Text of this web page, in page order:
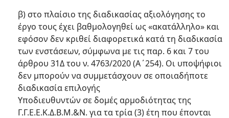
β) στο πλαίσιο της διαδικασίας αξιολόγησης το
έργο τους έχει βαθμολογηθεί ως «ακατάλληλο» και
εφόσον δεν κριθεί διαφορετικά κατά τη διαδικασία
των ενστάσεων, σύμφωνα με τις παρ. 6 και 7 του
άρθρου 31Δ του ν. 4763/2020 (Α΄254). Οι υποψήφιοι
δεν μπορούν να συμμετάσχουν σε οποιαδήποτε
διαδικασία επιλογής
Υποδιευθυντών σε δομές αρμοδιότητας της
Γ.Γ.Ε.Ε.Κ.Δ.Β.Μ.&Ν. για τα τρία (3) έτη που έπονται